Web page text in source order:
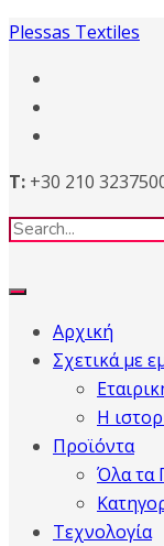
Plessas Textiles
T: +30 210
Αρχική
Σχετικά με
Η
Προϊόντα
Όλα τα
Τεχνολογία